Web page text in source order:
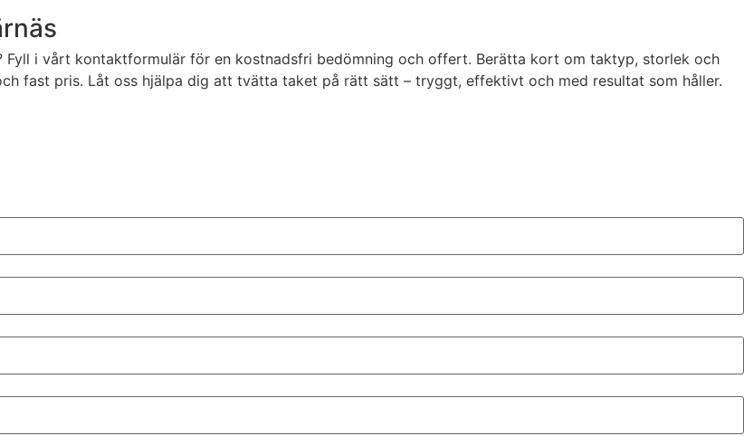
i vårt kontaktformulär för en kostnadsfri bedömning och offert. Berätta kort om taktyp, storlek och
fast pris. Låt oss hjälpa dig att tvätta taket på rätt sätt – tryggt, effektivt och med resultat som håller.